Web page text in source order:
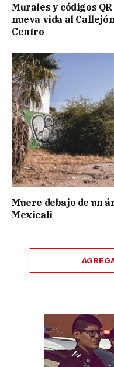
Murales y códigos
nueva vida al
Centro
Muere debajo de un
Mexicali